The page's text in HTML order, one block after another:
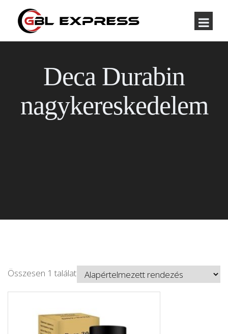
Deca Durabin
nagykereskedelem
Összesen 1 találat